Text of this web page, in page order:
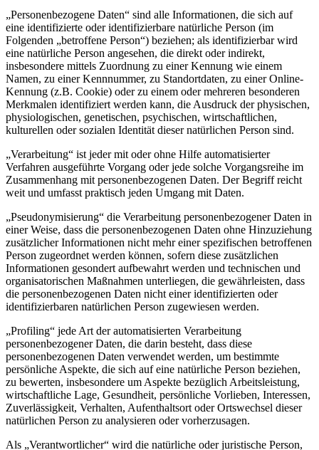
„Personenbezogene Daten“ sind alle Informationen, die sich auf
eine identifizierte oder identifizierbare natürliche Person (im
Folgenden „betroffene Person“) beziehen; als identifizierbar wird
eine natürliche Person angesehen, die direkt oder indirekt,
insbesondere mittels Zuordnung zu einer Kennung wie einem
Namen, zu einer Kennnummer, zu Standortdaten, zu einer Online-
Kennung (z.B. Cookie) oder zu einem oder mehreren besonderen
Merkmalen identifiziert werden kann, die Ausdruck der physischen,
physiologischen, genetischen, psychischen, wirtschaftlichen,
kulturellen oder sozialen Identität dieser natürlichen Person sind.
„Verarbeitung“ ist jeder mit oder ohne Hilfe automatisierter
Verfahren ausgeführte Vorgang oder jede solche Vorgangsreihe im
Zusammenhang mit personenbezogenen Daten. Der Begriff reicht
weit und umfasst praktisch jeden Umgang mit Daten.
„Pseudonymisierung“ die Verarbeitung personenbezogener Daten in
einer Weise, dass die personenbezogenen Daten ohne Hinzuziehung
zusätzlicher Informationen nicht mehr einer spezifischen betroffenen
Person zugeordnet werden können, sofern diese zusätzlichen
Informationen gesondert aufbewahrt werden und technischen und
organisatorischen Maßnahmen unterliegen, die gewährleisten, dass
die personenbezogenen Daten nicht einer identifizierten oder
identifizierbaren natürlichen Person zugewiesen werden.
„Profiling“ jede Art der automatisierten Verarbeitung
personenbezogener Daten, die darin besteht, dass diese
personenbezogenen Daten verwendet werden, um bestimmte
persönliche Aspekte, die sich auf eine natürliche Person beziehen,
zu bewerten, insbesondere um Aspekte bezüglich Arbeitsleistung,
wirtschaftliche Lage, Gesundheit, persönliche Vorlieben, Interessen,
Zuverlässigkeit, Verhalten, Aufenthaltsort oder Ortswechsel dieser
natürlichen Person zu analysieren oder vorherzusagen.
Als „Verantwortlicher“ wird die natürliche oder juristische Person,